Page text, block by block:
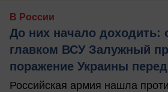
В России
До них начало доходить:
главком ВСУ Залужный
поражение Украины
Российская армия нашла